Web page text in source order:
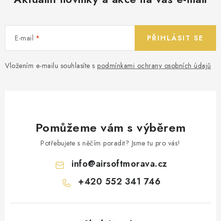
E-mail
Vložením e-mailu souhlasíte s podmínkami ochrany osobních údajů
PŘIHLÁSIT SE
Pomůžeme vám s výběrem
Potřebujete s něčím poradit? Jsme tu pro vás!
info@airsoftmorava.cz
+420 552 341 746